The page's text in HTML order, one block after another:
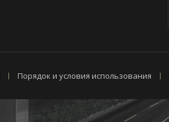
Порядок и условия использования